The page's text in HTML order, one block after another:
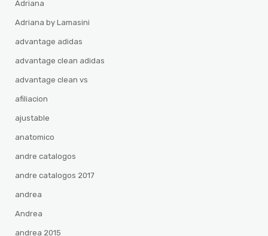
Adriana
Adriana by Lamasini
advantage adidas
advantage clean adidas
advantage clean vs
afiliacion
ajustable
anatomico
andre catalogos
andre catalogos 2017
andrea
Andrea
andrea 2015